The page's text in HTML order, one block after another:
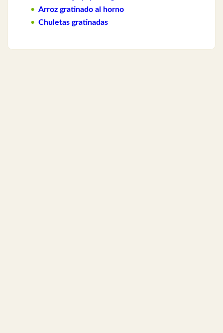
Arroz gratinado al horno
Chuletas gratinadas